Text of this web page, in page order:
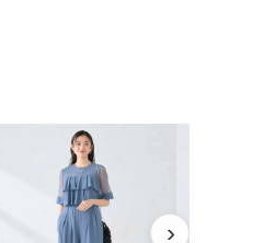
›